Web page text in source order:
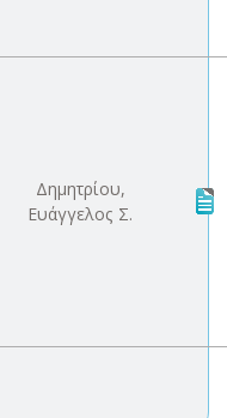
Δημητρίου,
Ευάγγελος Σ.